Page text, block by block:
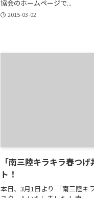
協会のホームページで...
2015-03-02
「南三陸キラキラ春つ
ト！
本日、3月1日より 「南三陸キ